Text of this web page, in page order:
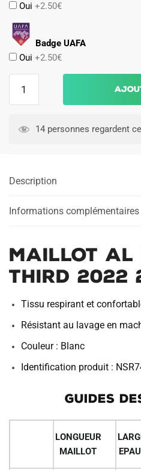
Oui +2.50€
Badge UAFA
Oui +2.50€
2023
14 personnes regardent
Description
Informations complémentaires
MAILLOT AL
THIRD 2022
Tissu respirant et
Résistant au lavage en
Couleur : Blanc
Identification produit :
GUIDES
LONGUEUR
MAILLOT